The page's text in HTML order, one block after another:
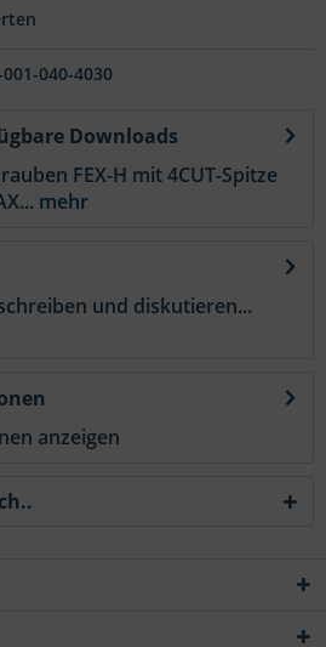
040-4030
Downloads
FEX-H mit 4CUT-Spitze
mehr
und diskutieren...
anzeigen